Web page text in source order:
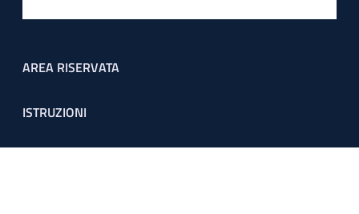
Footer menu
AREA RISERVATA
ISTRUZIONI